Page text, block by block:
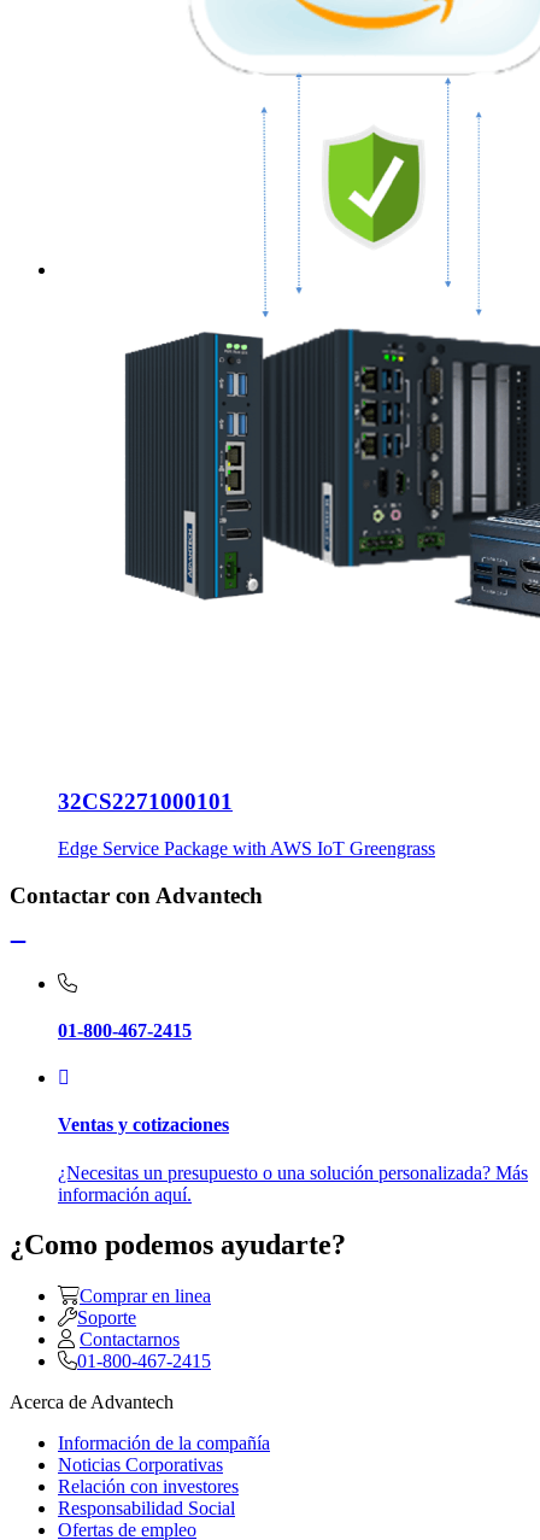
32CS2271000101
Edge Service Package with AWS IoT Greengrass
Contactar con Advantech
01-800-467-2415
Ventas y cotizaciones
¿Necesitas un presupuesto o una solución personalizada? Más
información aquí.
¿Como podemos ayudarte?
Comprar en linea
Soporte
Contactarnos
01-800-467-2415
Acerca de Advantech
Información de la compañía
Noticias Corporativas
Relación con investores
Responsabilidad Social
Ofertas de empleo